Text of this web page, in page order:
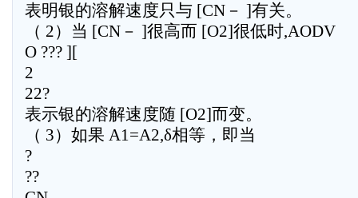
表明银的溶解速度只与 [CN－ ]有关。
（ 2）当 [CN－ ]很高而 [O2]很低时,AODV
O ??? ][
2
22?
表示银的溶解速度随 [O2]而变。
（ 3）如果 A1=A2,δ相等，即当
?
??